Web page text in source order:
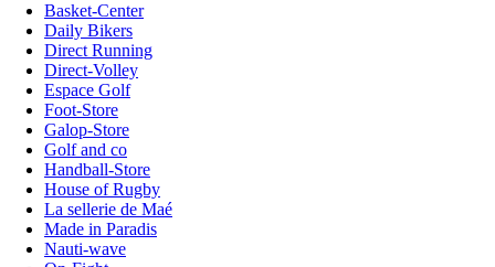
Basket-Center
Daily Bikers
Direct Running
Direct-Volley
Espace Golf
Foot-Store
Galop-Store
Golf and co
Handball-Store
House of Rugby
La sellerie de Maé
Made in Paradis
Nauti-wave